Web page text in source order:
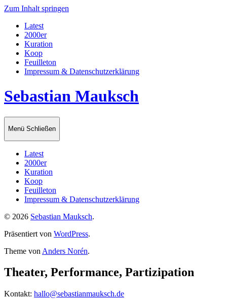
Zum Inhalt springen
Latest
2000er
Kuration
Koop
Feuilleton
Impressum & Datenschutzerklärung
Sebastian Mauksch
Menü Schließen
Latest
2000er
Kuration
Koop
Feuilleton
Impressum & Datenschutzerklärung
© 2026 Sebastian Mauksch.
Präsentiert von WordPress.
Theme von Anders Norén.
Theater, Performance, Partizipation
Kontakt: hallo@sebastianmauksch.de